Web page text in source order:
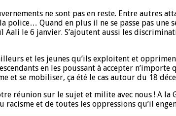
ne sont pas en reste. Entre autres
police… Quand en plus il ne se passe pas une
le 6 janvier. S’ajoutent aussi les
et les jeunes qu’ils exploitent et
en les poussant à accepter
et se mobiliser, ça été le cas autour du 18
réunion sur le sujet et milite avec nous ! A
et de toutes les oppressions qu’il